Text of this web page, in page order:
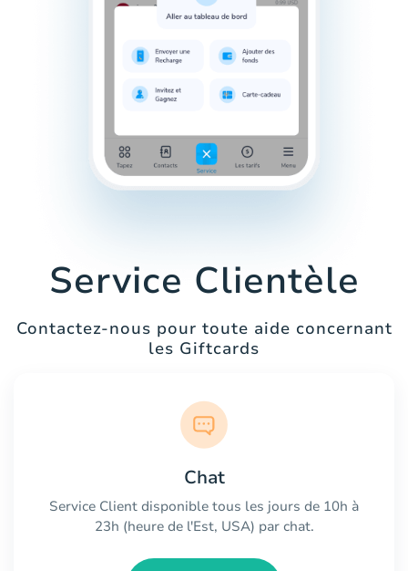
Service Clientèle
Contactez-nous pour toute aide concernant
les Giftcards
Chat
Service Client disponible tous les jours de 10h à
23h (heure de l'Est, USA) par chat.